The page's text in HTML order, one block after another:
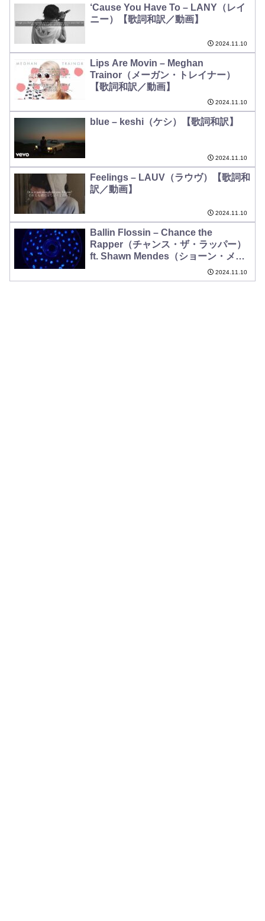
‘Cause You Have To – LANY（レイ
ニー）【歌詞和訳／動画】
2024.11.10
Lips Are Movin – Meghan
Trainor（メーガン・トレイナー）
【歌詞和訳／動画】
2024.11.10
blue – keshi（ケシ）【歌詞和訳】
2024.11.10
Feelings – LAUV（ラウヴ）【歌詞和
訳／動画】
2024.11.10
Ballin Flossin – Chance the
Rapper（チャンス・ザ・ラッパー）
ft. Shawn Mendes（ショーン・メン
2024.11.10